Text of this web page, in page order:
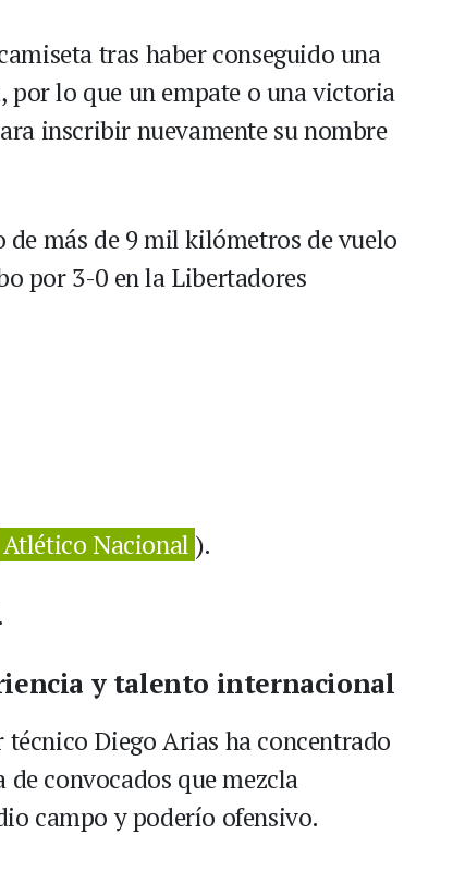
tras haber conseguido una
por lo que un empate o una victoria
inscribir nuevamente su nombre
más de 9 mil kilómetros de vuelo
por 3-0 en la Libertadores
Atlético Nacional ).
y talento internacional
Diego Arias ha concentrado
convocados que mezcla
campo y poderío ofensivo.